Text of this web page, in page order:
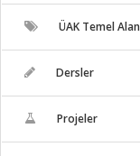
ÜAK Temel Alan
Dersler
Projeler